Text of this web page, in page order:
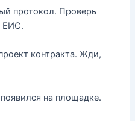
протокол. Проверь
ЕИС.
контракта. Жди,
на площадке.